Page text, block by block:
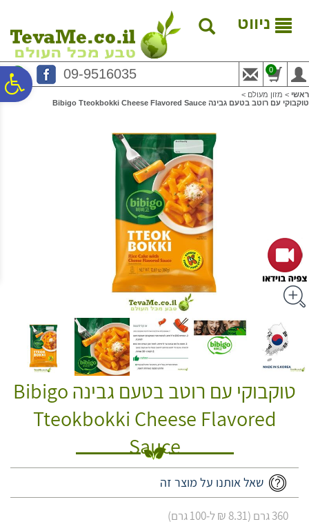
נגישות
המרכזי
ניווט
09-9516035 0
ראשי > מזון מעולם >
טוקבוקי עם רוטב בטעם גבינה Bibigo Tteokbokki Cheese Flavored Sauce
טוקבוקי עם רוטב בטעם גבינה Bibigo
Tteokbokki Cheese Flavored
Sauce
שאל אותנו על מוצר זה
360 גרם (8.31 ₪ ל-100 גרם)